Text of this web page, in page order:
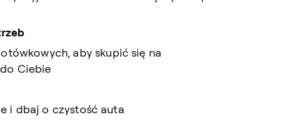
aby skupić się na
Ciebie
i dbaj o czystość auta